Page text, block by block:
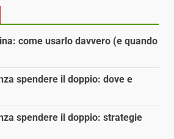
come usarlo davvero (e quando
spendere il doppio: dove e
spendere il doppio: strategie